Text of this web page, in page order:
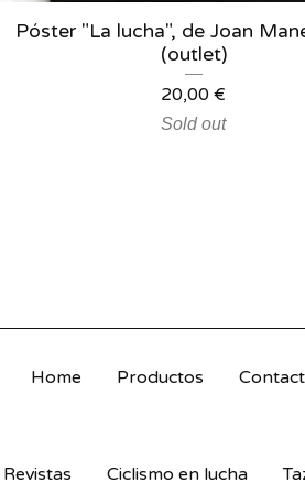
Póster "La lucha", de Joan
(outlet)
20,00€
Sold out
Home Productos
Revistas Ciclismo en lucha